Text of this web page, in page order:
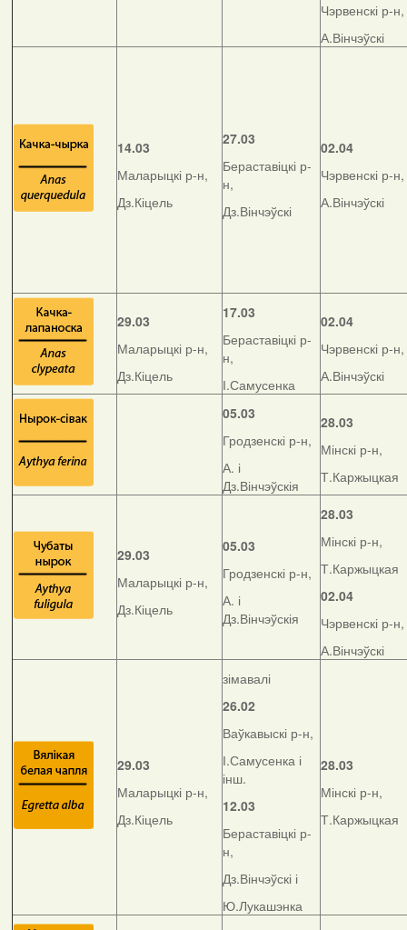
Чэрвенскі р-н,
А.Вінчэўскі
14.03
Маларыцкі р-н,
Дз.Кіцель
27.03
Бераставіцкі р-
н,
Дз.Вінчэўскі
02.04
Чэрвенскі р-н,
А.Вінчэўскі
29.03
Маларыцкі р-н,
Дз.Кіцель
17.03
Бераставіцкі р-
н,
І.Самусенка
02.04
Чэрвенскі р-н,
А.Вінчэўскі
05.03
Гродзенскі р-н,
А. і
Дз.Вінчэўскія
28.03
Мінскі р-н,
Т.Каржыцкая
29.03
Маларыцкі р-н,
Дз.Кіцель
05.03
Гродзенскі р-н,
А. і
Дз.Вінчэўскія
28.03
Мінскі р-н,
Т.Каржыцкая
02.04
Чэрвенскі р-н,
А.Вінчэўскі
29.03
Маларыцкі р-н,
Дз.Кіцель
зімавалі
26.02
Ваўкавыскі р-н,
І.Самусенка і
інш.
12.03
Бераставіцкі р-
н,
Дз.Вінчэўскі і
Ю.Лукашэнка
28.03
Мінскі р-н,
Т.Каржыцкая